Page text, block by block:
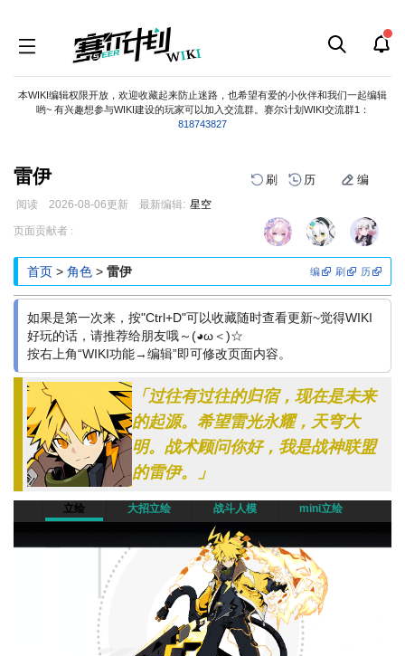
本WIKI编辑权限开放，欢迎收藏起来防止迷路，也希望有爱的小伙伴和我们一起编辑
哟~ 有兴趣想参与WIKI建设的玩家可以加入交流群。赛尔计划WIKI交流群1：
818743827
雷伊 刷 历 编
阅读 2026-08-06更新 最新编辑: 星空
跳
导
跳
搜
页面贡献者 :
编 刷 历
首页 > 角色 > 雷伊
如果是第一次来，按"Ctrl+D"可以收藏随时查看更新~觉得WIKI
好玩的话，请推荐给朋友哦～(◕ω＜)☆
按右上角“WIKI功能→编辑”即可修改页面内容。
「过往有过往的归宿，现在是未来
的起源。希望雷光永耀，天穹大
明。战术顾问你好，我是战神联盟
的雷伊。」
立绘 大招立绘 战斗人模 mini立绘